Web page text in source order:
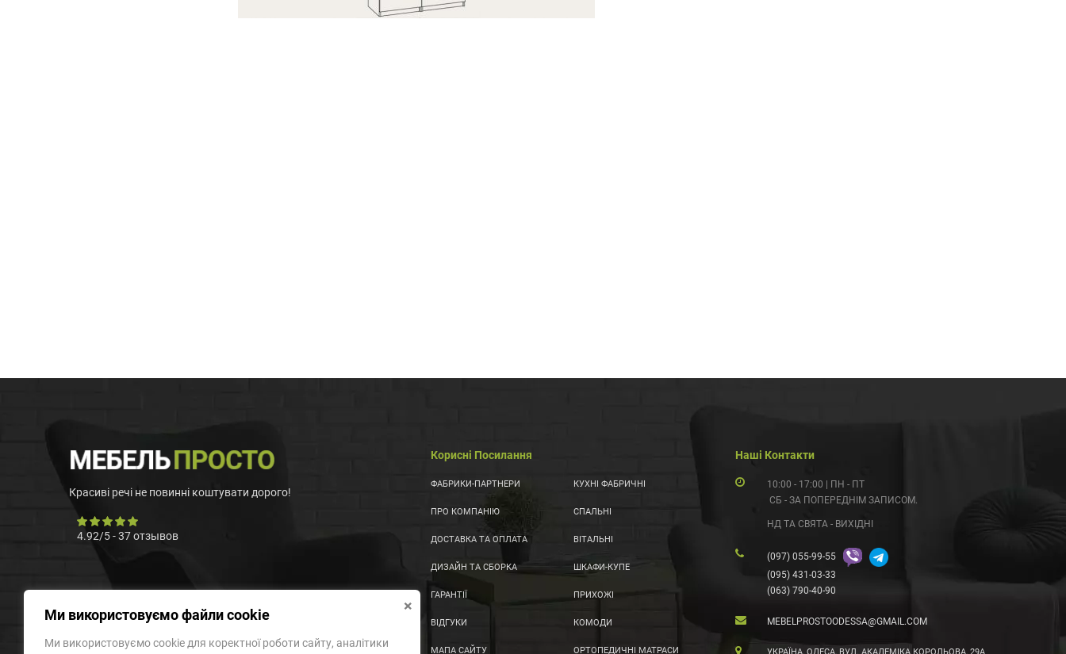
Красиві речі не повинні коштувати дорого!
4.92/5-37отзывов
Корисні Посилання
ФАБРИКИ-ПАРТНЕРИ
ПРО КОМПАНІЮ
ДОСТАВКА ТА ОПЛАТА
ДИЗАЙН ТА СБОРКА
ГАРАНТІЇ
ВІДГУКИ
МАПА САЙТУ
КУХНІ ФАБРИЧНІ
СПАЛЬНІ
ВІТАЛЬНІ
ШКАФИ-КУПЕ
ПРИХОЖІ
КОМОДИ
ОРТОПЕДИЧНІ МАТРАСИ
Наші Контакти
10:00 - 17:00 | ПН - ПТ
СБ - ЗА ПОПЕРЕДНІМ ЗАПИСОМ.
НД ТА СВЯТА - ВИХІДНІ
(097) 055-99-55
(095) 431-03-33
(063) 790-40-90
MEBELPROSTOODESSA@GMAIL.COM
×
Ми використовуємо файли cookie
Ми використовуємо cookie для коректної роботи сайту, аналітики